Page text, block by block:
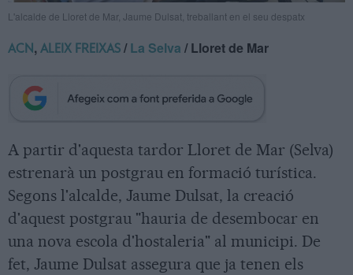
L'alcalde de Lloret de Mar, Jaume Dulsat, treballant en el seu despatx
ACN, ALEIX FREIXAS /La Selva / Lloret de Mar
A partir d'aquesta tardor Lloret de Mar (Selva)
estrenarà un postgrau en formació turística.
Segons l'alcalde, Jaume Dulsat, la creació
d'aquest postgrau "hauria de desembocar en
una nova escola d'hostaleria" al municipi. De
fet, Jaume Dulsat assegura que ja tenen els